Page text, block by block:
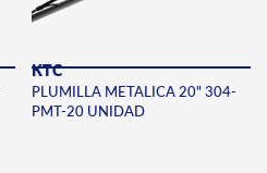
KTC
PLUMILLA METALICA 20" 304-
PMT-20 UNIDAD